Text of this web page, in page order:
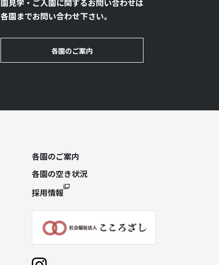
園見学・ご入園に関するお問い合わせは
各園までお問い合わせ下さい。
各園のご案内
各園のご案内
各園の空き状況
採用情報